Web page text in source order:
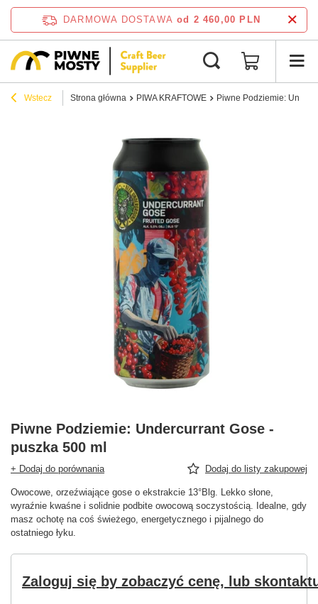
DARMOWA DOSTAWA od 2 460,00 PLN
Wstecz Strona główna PIWA KRAFTOWE Piwne Podziemie:
Piwne Podziemie: Undercurrant Gose -
puszka 500 ml
+ Dodaj do porównania Dodaj do listy zakupowej
Owocowe, orzeźwiające gose o ekstrakcie 13°Blg. Lekko słone,
wyraźnie kwaśne i solidnie podbite owocową soczystością. Idealne, gdy
masz ochotę na coś świeżego, energetycznego i pijalnego do
ostatniego łyku.
Zaloguj się by zobaczyć cenę, lub